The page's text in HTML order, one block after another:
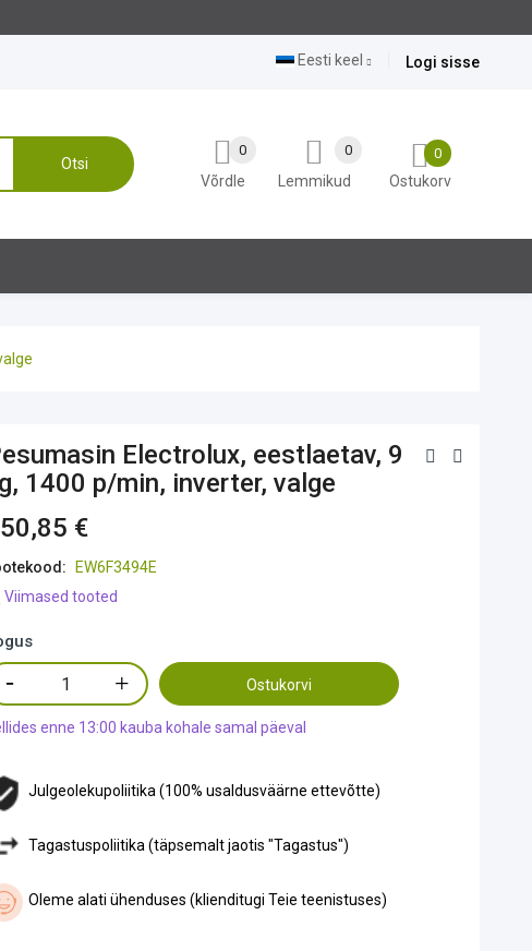
Logi sisse
Eesti keel
Otsi
0
Ostukorv
Lemmikud
0
Võrdle
0
Electrolux, eestlaetav, 9
1400 p/min, inverter, valge
€
EW6F3494E
Viimased tooted
Ostukorvi
enne 13:00 kauba kohale samal päeval
Julgeolekupoliitika (100% usaldusväärne ettevõtte)
Tagastuspoliitika (täpsemalt jaotis "Tagastus")
Oleme alati ühenduses (klienditugi Teie teenistuses)